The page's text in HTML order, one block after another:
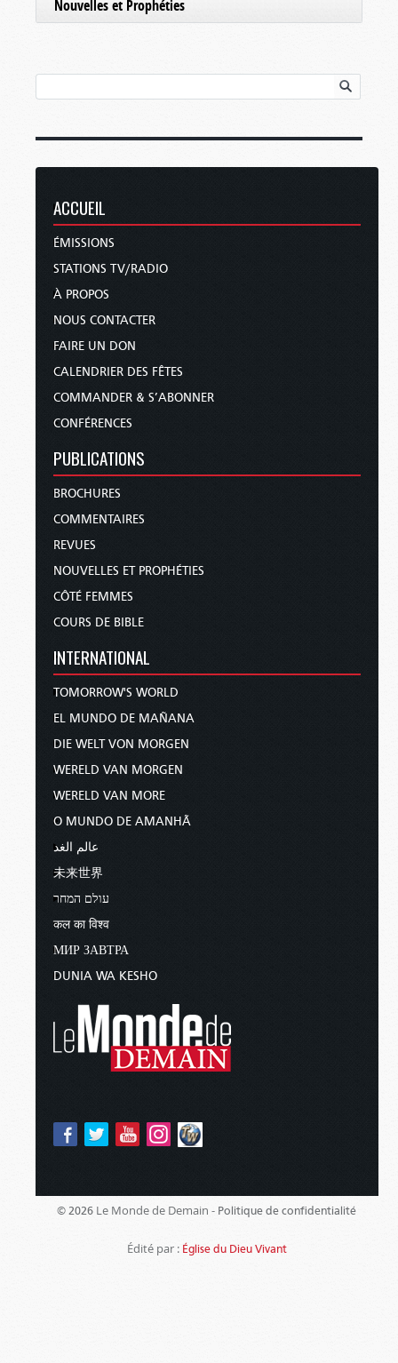
Nouvelles et Prophéties
ACCUEIL
ÉMISSIONS
STATIONS TV/RADIO
À PROPOS
NOUS CONTACTER
FAIRE UN DON
CALENDRIER DES FÊTES
COMMANDER & S’ABONNER
CONFÉRENCES
PUBLICATIONS
BROCHURES
COMMENTAIRES
REVUES
NOUVELLES ET PROPHÉTIES
CÔTÉ FEMMES
COURS DE BIBLE
INTERNATIONAL
TOMORROW'S WORLD
EL MUNDO DE MAÑANA
DIE WELT VON MORGEN
WERELD VAN MORGEN
WERELD VAN MORE
O MUNDO DE AMANHÃ
عالم الغد
未来世界
עולם המחר
कल का विश्व
МИР ЗАВТРА
DUNIA WA KESHO
© 2026 Le Monde de Demain - Politique de confidentialité
Édité par : Église du Dieu Vivant